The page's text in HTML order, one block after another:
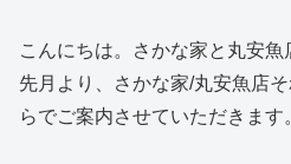
こんにちは。さかな家と丸安魚
先月より、さかな家/丸安魚店
らでご案内させていただきます